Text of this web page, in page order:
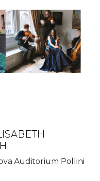
Auditorium Pollini